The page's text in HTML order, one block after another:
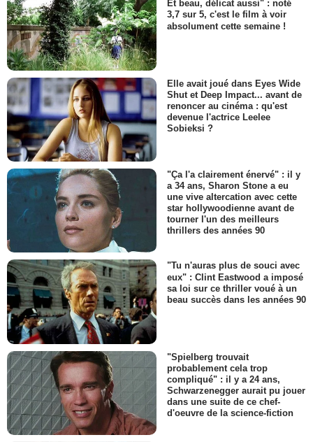
Et beau, délicat aussi" : noté
3,7 sur 5, c'est le film à voir
absolument cette semaine !
Elle avait joué dans Eyes Wide
Shut et Deep Impact... avant de
renoncer au cinéma : qu'est
devenue l'actrice Leelee
Sobieksi ?
"Ça l'a clairement énervé" : il y
a 34 ans, Sharon Stone a eu
une vive altercation avec cette
star hollywoodienne avant de
tourner l'un des meilleurs
thrillers des années 90
"Tu n'auras plus de souci avec
eux" : Clint Eastwood a imposé
sa loi sur ce thriller voué à un
beau succès dans les années 90
"Spielberg trouvait
probablement cela trop
compliqué" : il y a 24 ans,
Schwarzenegger aurait pu jouer
dans une suite de ce chef-
d'oeuvre de la science-fiction